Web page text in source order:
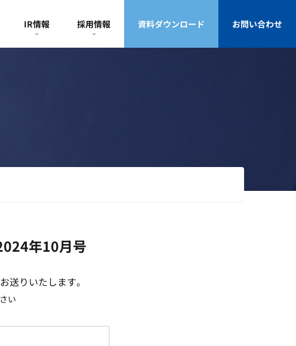
IR情報 採用情報 資料ダウンロード お問い合わせ
年10月号
送りいたします。
い